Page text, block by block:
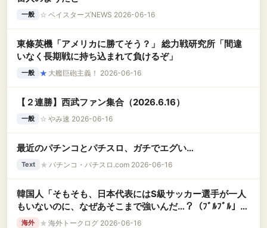
一般 ☆ ベイスターズNEWS 2026-06-16
東條英機「アメリカに勝てそう？」 総力戦研究所「間違
いなく長期戦に持ち込まれて負けるぞ」
一般 ★ 大艦巨砲主義！ 2026-06-16
【２連勝】西武ファン集合（2026.6.16）
一般 ☆ やみ速 2026-06-16
最近のパチンコとパチスロ、ガチでエグい…
Text ★ パチンコ・パチスロ.com 2026-06-16
韓国人「そもそも、日本代表にはS級サッカー選手が一人
もいないのに、なぜあそこまで強いんだ…？（ﾌﾞﾙﾌﾞﾙ」＝
韓国の反応
海外 ★ 海外トークログ 2026-06-16